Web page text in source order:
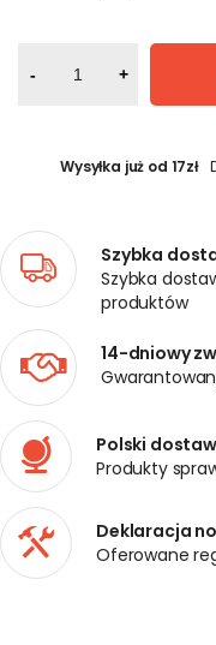
- +
Wysyłka już od 17zł
Szybka
Szybka
produktów
14-dniowy
Polski
Produkty
Deklaracja
Oferowane